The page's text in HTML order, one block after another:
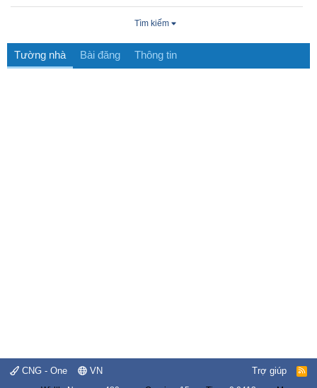
Tìm kiếm
Tường nhà Bài đăng Thông tin
CNG - One VN Trợ giúp
R